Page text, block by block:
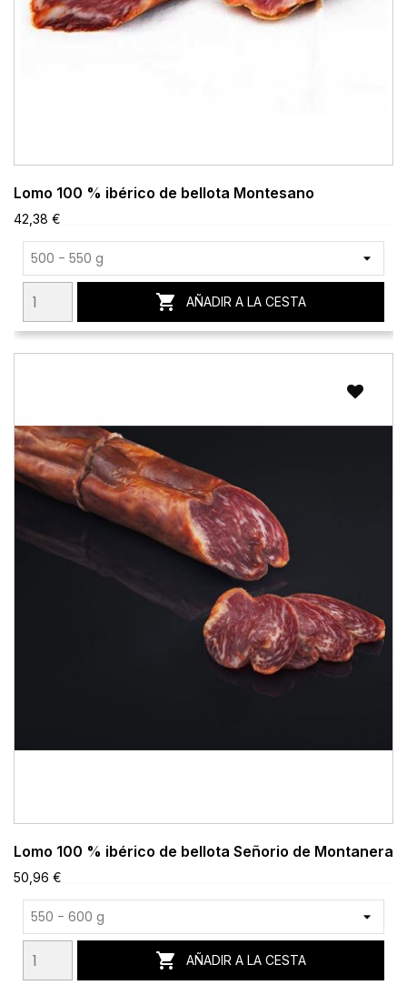
Lomo 100 % ibérico de bellota Montesano
42,38 €
 AÑADIR A LA CESTA
Lomo 100 % ibérico de bellota Señorio de Montanera
50,96 €
 AÑADIR A LA CESTA